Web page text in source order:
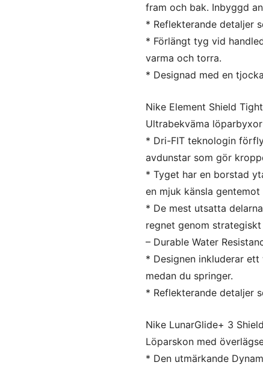
fram och bak. Inbyggd
* Reflekterande detaljer
* Förlängt tyg vid
varma och torra.
* Designad med en
Nike Element Shield Tight
Ultrabekväma
* Dri-FIT teknologin
avdunstar som gör
* Tyget har en borstad
en mjuk känsla gentemot
* De mest utsatta
regnet genom
– Durable Water
* Designen inkluderar
medan du springer.
* Reflekterande detaljer
Nike LunarGlide+ 3 Shield
Löparskon med
* Den utmärkande